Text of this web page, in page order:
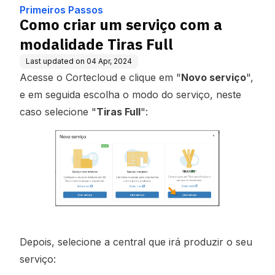
Primeiros Passos
Como criar um serviço com a
modalidade Tiras Full
Last updated on 04 Apr, 2024
Acesse o Cortecloud e clique em "Novo serviço",
e em seguida escolha o modo do serviço, neste
caso selecione "Tiras Full":
Depois, selecione a central que irá produzir o seu
serviço: